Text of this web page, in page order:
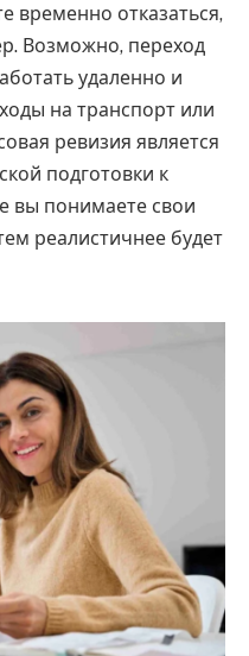
временно отказаться,
Возможно, переход
удаленно и
на транспорт или
ревизия является
подготовки к
вы понимаете свои
реалистичнее будет